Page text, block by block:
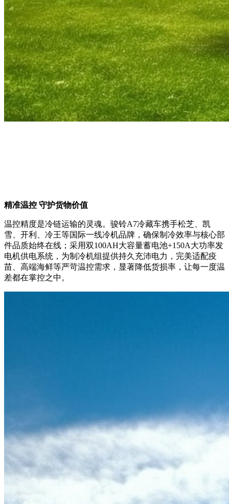
精准温控 守护货物价值
温控精度是冷链运输的灵魂。骏铃A7冷藏车携手松芝、凯
雪、开利、冷王等国际一线冷机品牌，确保制冷效率与核心部
件品质始终在线；采用双100AH大容量蓄电池+150A大功率发
电机供电系统，为制冷机组提供持久充沛电力，完美适配疫
苗、高端海鲜等严苛温控需求，显著降低货损率，让每一度温
差都在掌控之中。